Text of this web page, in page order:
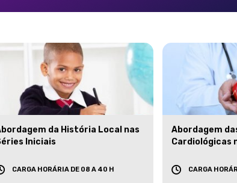
da História Local nas
Iniciais
CARGA HORÁRIA DE 08 A 40 H
Abordagem
Cardiológicas
CARGA